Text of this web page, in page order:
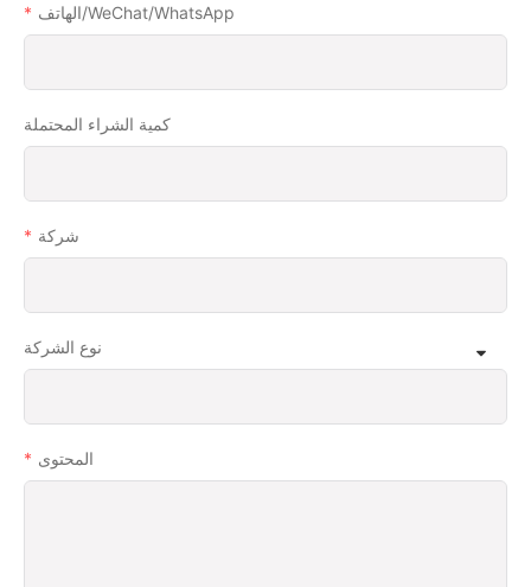
الهاتف/WeChat/WhatsApp
كمية الشراء المحتملة
شركة
نوع الشركة
المحتوى